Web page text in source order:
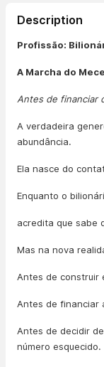
Description
Profissão:
A Marcha do
Antes de financiar
A verdadeira
abundância.
Ela nasce do
Enquanto o
acredita que sabe
Mas na nova
Antes de construir
Antes de financiar
Antes de decidir
número esquecido.